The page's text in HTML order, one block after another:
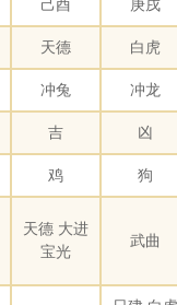
己酉 庚戌
天德 白虎
冲兔 冲龙
吉 凶
鸡 狗
天德 大进
宝光
武曲